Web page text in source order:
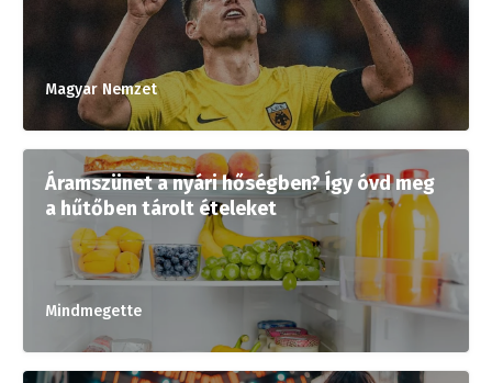
Magyar Nemzet
Áramszünet a nyári hőségben? Így óvd meg
a hűtőben tárolt ételeket
Mindmegette